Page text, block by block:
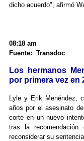
dicho acuerdo", afirmó
08:18 am
Fuente: Transdoc
Los hermanos
por primera vez en
Lyle y Erik Menéndez,
años por el asesinato
corte en un nuevo
tras la
reconsiderar su sentencia.